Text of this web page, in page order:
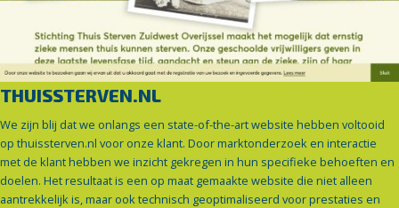
THUISSTERVEN.NL
We zijn blij dat we onlangs een state-of-the-art website hebben voltooid
op thuissterven.nl voor onze klant. Door marktonderzoek en interactie
met de klant hebben we inzicht gekregen in hun specifieke behoeften en
doelen. Het resultaat is een op maat gemaakte website die niet alleen
aantrekkelijk is, maar ook technisch geoptimaliseerd voor prestaties en